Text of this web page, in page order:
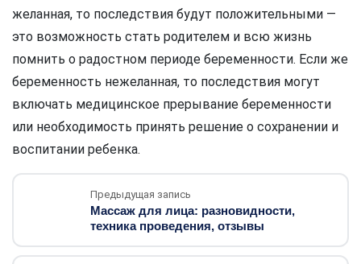
желанная, то последствия будут положительными —
это возможность стать родителем и всю жизнь
помнить о радостном периоде беременности. Если же
беременность нежеланная, то последствия могут
включать медицинское прерывание беременности
или необходимость принять решение о сохранении и
воспитании ребенка.
Предыдущая запись
Массаж для лица: разновидности,
техника проведения, отзывы